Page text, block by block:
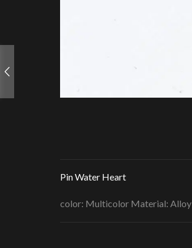
Pin Water Heart
color: Multicolor Material: Alloy